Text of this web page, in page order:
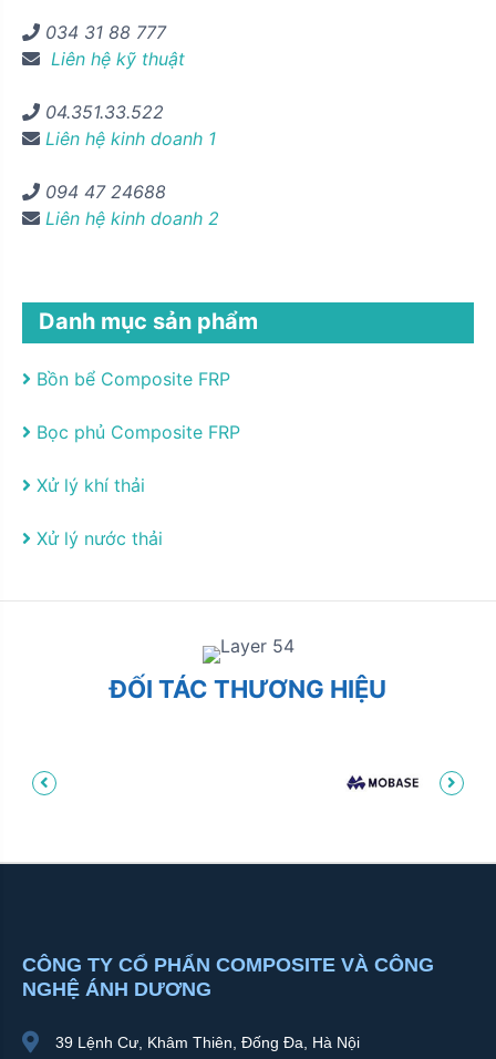
034 31 88 777
Liên hệ kỹ thuật
04.351.33.522
Liên hệ kinh doanh 1
094 47 24688
Liên hệ kinh doanh 2
Danh mục sản phẩm
Bồn bể Composite FRP
Bọc phủ Composite FRP
Xử lý khí thải
Xử lý nước thải
ĐỐI TÁC THƯƠNG HIỆU
CÔNG TY CỔ PHẨN COMPOSITE VÀ CÔNG
NGHỆ ÁNH DƯƠNG
39 Lệnh Cư, Khâm Thiên, Đống Đa, Hà Nội